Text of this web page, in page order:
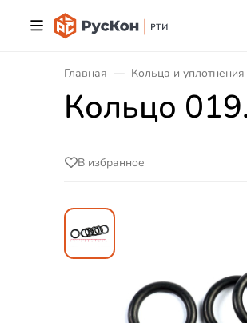
Главная Кольца и уплотнения
Кольцо
В избранное